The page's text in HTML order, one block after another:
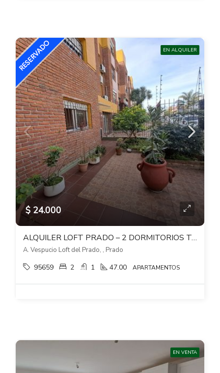
EN ALQUILER
$ 24.000
ALQUILER LOFT PRADO – 2 DORMITORIOS TODO PB CON JARDIN Y PATIO
A. Vespucio Loft del Prado, , Prado
95659 2 1 47.00 APARTAMENTOS
EN VENTA